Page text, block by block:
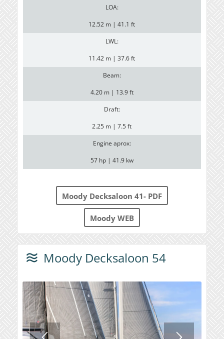
LOA:
12.52 m | 41.1 ft
LWL:
11.42 m | 37.6 ft
Beam:
4.20 m | 13.9 ft
Draft:
2.25 m | 7.5 ft
Engine aprox:
57 hp | 41.9 kw
Moody Decksaloon 41- PDF
Moody WEB
Moody Decksaloon 54